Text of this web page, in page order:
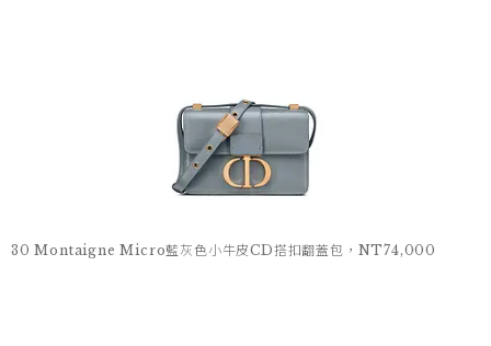
30 Montaigne Micro藍灰色小牛皮CD搭扣翻蓋包，NT74,000